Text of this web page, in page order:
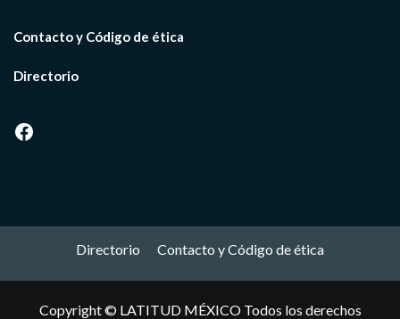
Contacto y Código de ética
Directorio
Facebook
Directorio Contacto y Código de ética
Copyright © LATITUD MÉXICO Todos los derechos